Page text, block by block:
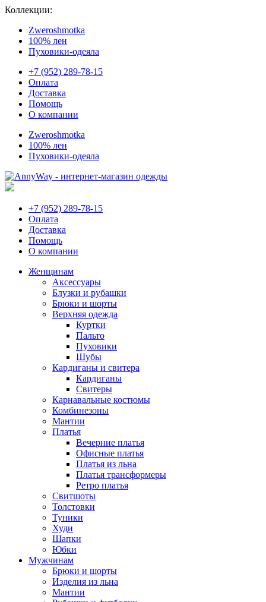
Коллекции:
Zweroshmotka
100% лен
Пуховики-одеяла
+7 (952) 289-78-15
Оплата
Доставка
Помощь
О компании
Zweroshmotka
100% лен
Пуховики-одеяла
+7 (952) 289-78-15
Оплата
Доставка
Помощь
О компании
Женщинам
Аксессуары
Блузки и рубашки
Брюки и шорты
Верхняя одежда
Куртки
Пальто
Пуховики
Шубы
Кардиганы и свитера
Кардиганы
Свитеры
Карнавальные костюмы
Комбинезоны
Мантии
Платья
Вечерние платья
Офисные платья
Платья из льна
Платья трансформеры
Ретро платья
Свитшоты
Толстовки
Туники
Худи
Шапки
Юбки
Мужчинам
Брюки и шорты
Изделия из льна
Мантии